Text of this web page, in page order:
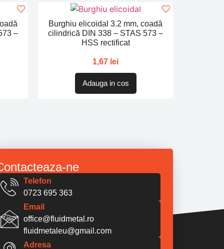
–
Burghiu elicoidal 3.2 mm, coadă
cilindrică DIN 338 – STAS 573 –
HSS rectificat
1,67 lei
Adauga in cos
ne
Telefon
0723 695 363
Email
office@fluidmetal.ro
fluidmetaleu@gmail.com
Adresa